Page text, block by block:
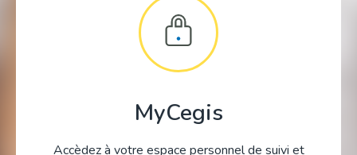
MyCegis
Accèdez à votre espace personnel de suivi et